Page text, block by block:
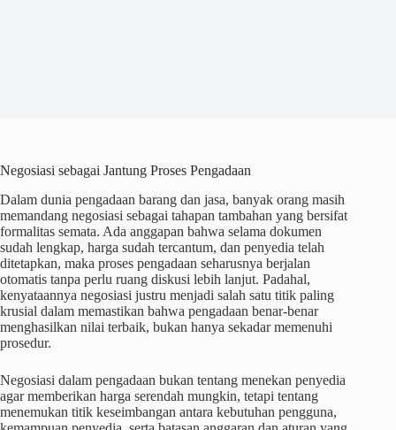
Negosiasi sebagai Jantung Proses Pengadaan
Dalam dunia pengadaan barang dan jasa, banyak orang masih
memandang negosiasi sebagai tahapan tambahan yang bersifat
formalitas semata. Ada anggapan bahwa selama dokumen
sudah lengkap, harga sudah tercantum, dan penyedia telah
ditetapkan, maka proses pengadaan seharusnya berjalan
otomatis tanpa perlu ruang diskusi lebih lanjut. Padahal,
kenyataannya negosiasi justru menjadi salah satu titik paling
krusial dalam memastikan bahwa pengadaan benar-benar
menghasilkan nilai terbaik, bukan hanya sekadar memenuhi
prosedur.
Negosiasi dalam pengadaan bukan tentang menekan penyedia
agar memberikan harga serendah mungkin, tetapi tentang
menemukan titik keseimbangan antara kebutuhan pengguna,